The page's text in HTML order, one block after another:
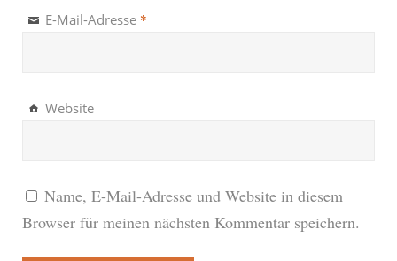
E-Mail-Adresse *
Website
Name, E-Mail-Adresse und Website in diesem
Browser für meinen nächsten Kommentar speichern.